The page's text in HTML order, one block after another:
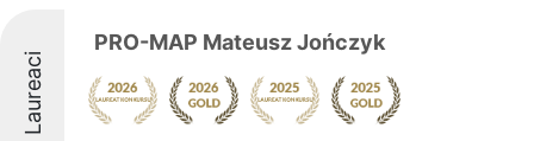
Laureaci
PRO-MAP Mateusz Jończyk